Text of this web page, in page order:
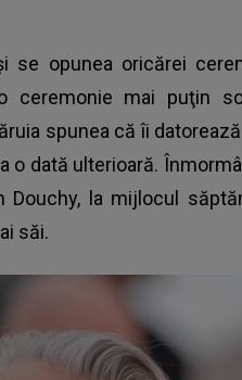
se opunea oricărei
ceremonie mai puţin
spunea că îi
dată ulterioară.
la mijlocul
săi.